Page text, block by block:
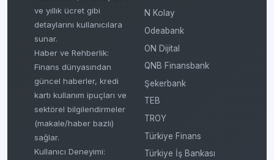
ve yıllık ücret gibi
detaylarını kullanıcılara
sunar.
Haber ve Rehberlik:
Finans dünyasından
güncel haberler, kredi
kartı kullanım ipuçları ve
sektörel bilgilendirmeler
(makale/haber bazlı)
sağlar.
Kullanıcı Deneyimi:
N Kolay
Odeabank
ON Dijital
QNB Finansbank
Şekerbank
TEB
TROY
Türkiye Finans
Türkiye İş Bankası